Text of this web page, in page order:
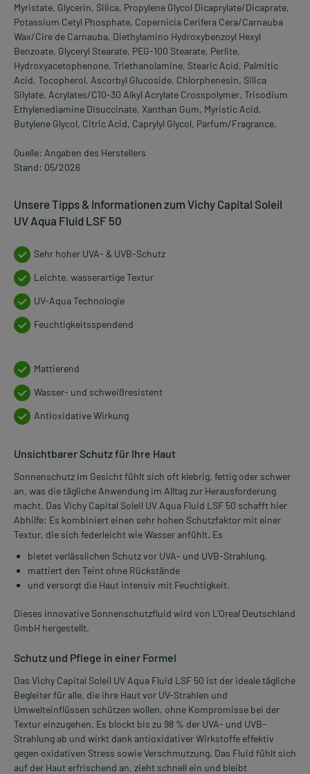
Myristate, Glycerin, Silica, Propylene Glycol Dicaprylate/Dicaprate,
Potassium Cetyl Phosphate, Copernicia Cerifera Cera/Carnauba
Wax/Cire de Carnauba, Diethylamino Hydroxybenzoyl Hexyl
Benzoate, Glyceryl Stearate, PEG-100 Stearate, Perlite,
Hydroxyacetophenone, Triethanolamine, Stearic Acid, Palmitic
Acid, Tocopherol, Ascorbyl Glucoside, Chlorphenesin, Silica
Silylate, Acrylates/C10-30 Alkyl Acrylate Crosspolymer, Trisodium
Ethylenediamine Disuccinate, Xanthan Gum, Myristic Acid,
Butylene Glycol, Citric Acid, Caprylyl Glycol, Parfum/Fragrance.
Quelle: Angaben des Herstellers
Stand: 05/2026
Unsere Tipps & Informationen zum Vichy Capital Soleil
UV Aqua Fluid LSF 50
Sehr hoher UVA- & UVB-Schutz
Leichte, wasserartige Textur
UV-Aqua Technologie
Feuchtigkeitsspendend
Mattierend
Wasser- und schweißresistent
Antioxidative Wirkung
Unsichtbarer Schutz für Ihre Haut
Sonnenschutz im Gesicht fühlt sich oft klebrig, fettig oder schwer
an, was die tägliche Anwendung im Alltag zur Herausforderung
macht. Das Vichy Capital Soleil UV Aqua Fluid LSF 50 schafft hier
Abhilfe: Es kombiniert einen sehr hohen Schutzfaktor mit einer
Textur, die sich federleicht wie Wasser anfühlt. Es
bietet verlässlichen Schutz vor UVA- und UVB-Strahlung,
mattiert den Teint ohne Rückstände
und versorgt die Haut intensiv mit Feuchtigkeit.
Dieses innovative Sonnenschutzfluid wird von L'Oreal Deutschland
GmbH hergestellt.
Schutz und Pflege in einer Formel
Das Vichy Capital Soleil UV Aqua Fluid LSF 50 ist der ideale tägliche
Begleiter für alle, die ihre Haut vor UV-Strahlen und
Umwelteinflüssen schützen wollen, ohne Kompromisse bei der
Textur einzugehen. Es blockt bis zu 98 % der UVA- und UVB-
Strahlung ab und wirkt dank antioxidativer Wirkstoffe effektiv
gegen oxidativen Stress sowie Verschmutzung. Das Fluid fühlt sich
auf der Haut erfrischend an, zieht schnell ein und bleibt